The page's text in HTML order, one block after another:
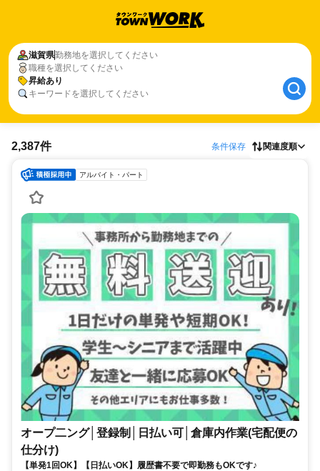
滋賀県勤務地を選択してください
職種を選択してください
昇給あり
キーワードを選択してください
2,387件 条件保存 関連度順
アルバイト・パート
オープ二ング│登録制│日払い可│倉庫内作業(宅配便の
仕分け)
【単発1回OK】【日払いOK】履歴書不要で即勤務もOKです♪